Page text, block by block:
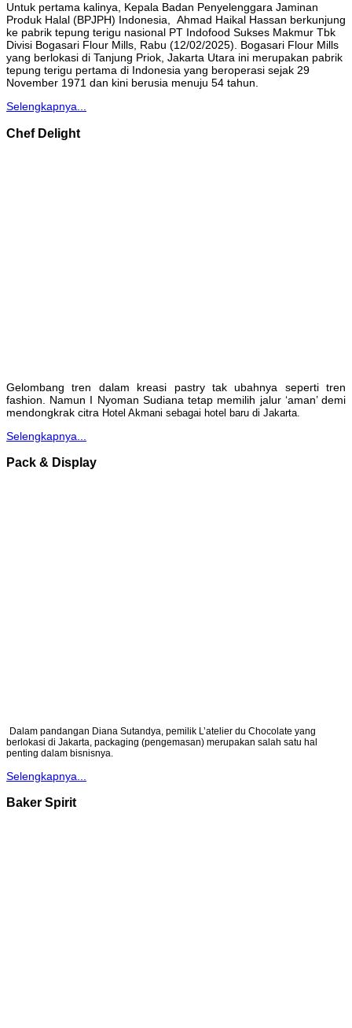
Untuk pertama kalinya, Kepala Badan Penyelenggara Jaminan
Produk Halal (BPJPH) Indonesia, Ahmad Haikal Hassan berkunjung
ke pabrik tepung terigu nasional PT Indofood Sukses Makmur Tbk
Divisi Bogasari Flour Mills, Rabu (12/02/2025). Bogasari Flour Mills
yang berlokasi di Tanjung Priok, Jakarta Utara ini merupakan pabrik
tepung terigu pertama di Indonesia yang beroperasi sejak 29
November 1971 dan kini berusia menuju 54 tahun.
Selengkapnya...
Chef Delight
Gelombang tren dalam kreasi pastry tak ubahnya seperti tren
fashion. Namun I Nyoman Sudiana tetap memilih jalur ‘aman’ demi
mendongkrak citra Hotel Akmani sebagai hotel baru di Jakarta.
Selengkapnya...
Pack & Display
Dalam pandangan Diana Sutandya, pemilik L’atelier du Chocolate yang
berlokasi di Jakarta, packaging (pengemasan) merupakan salah satu hal
penting dalam bisnisnya.
Selengkapnya...
Baker Spirit